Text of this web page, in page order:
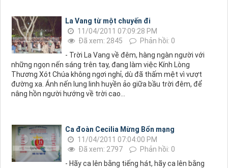
La Vang từ một chuyến đi
11/04/2011 07:09:28 PM
Đã xem: 2845
Phản hồi: 0
- Trời La Vang về đêm, hàng ngàn người với
những ngọn nến sáng trên tay, đang làm việc Kính Lòng
Thương Xót Chúa không ngơi nghỉ, dù đã thấm mệt vì vượt
đường xa. Ánh nến lung linh huyền ảo giữa bầu trời đêm, để
nâng hồn người hướng về trời cao...
Ca đoàn Cecilia Mừng Bổn mạng
11/04/2011 07:04:00 PM
Đã xem: 2797
Phản hồi: 0
- Hãy ca lên bằng tiếng hát, hãy ca lên bằng